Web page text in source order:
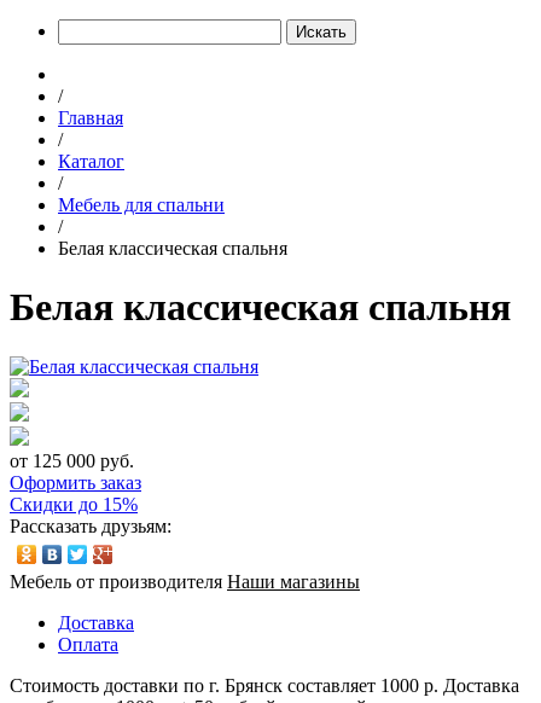
Искать
/
Главная
/
Каталог
/
Мебель для спальни
/
Белая классическая спальня
Белая классическая спальня
от 125 000 руб.
Оформить заказ
Скидки до 15%
Рассказать друзьям:
Мебель от производителя Наши магазины
Доставка
Оплата
Стоимость доставки по г. Брянск составляет 1000 р. Доставка